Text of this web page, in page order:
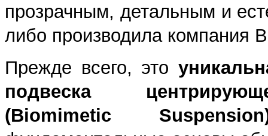
прозрачным, детальным и
либо производила компания
Прежде всего, это
подвеска
(Biomimetic Suspension